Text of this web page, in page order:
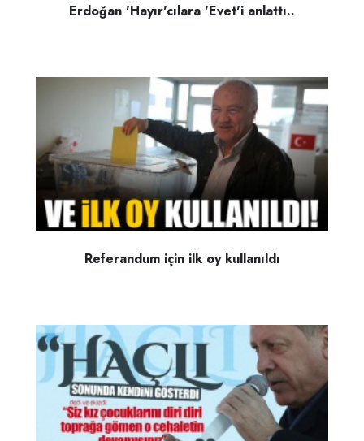
Erdoğan 'Hayır'cılara 'Evet'i anlattı..
Referandum için ilk oy kullanıldı